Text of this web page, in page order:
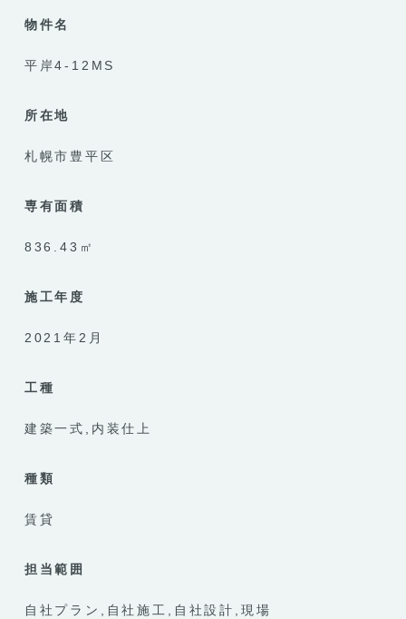
物件名
平岸4-12MS
所在地
札幌市豊平区
専有面積
836.43㎡
施工年度
2021年2月
工種
建築一式 内装仕上
種類
賃貸
担当範囲
自社プラン 自社施工 自社設計
現場